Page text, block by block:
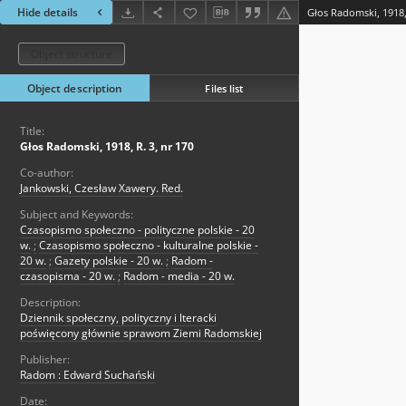
Hide details Głos Radomski,
Object description Files list
Title:
Głos Radomski, 1918, R. 3, nr 170
Co-author:
Jankowski, Czesław Xawery. Red.
Subject and Keywords:
Czasopismo społeczno - polityczne polskie - 20
w. ; Czasopismo społeczno - kulturalne polskie -
20 w. ; Gazety polskie - 20 w. ; Radom -
czasopisma - 20 w. ; Radom - media - 20 w.
Description:
Dziennik społeczny, polityczny i lteracki
poświęcony głównie sprawom Ziemi Radomskiej
Publisher:
Radom : Edward Suchański
Date: